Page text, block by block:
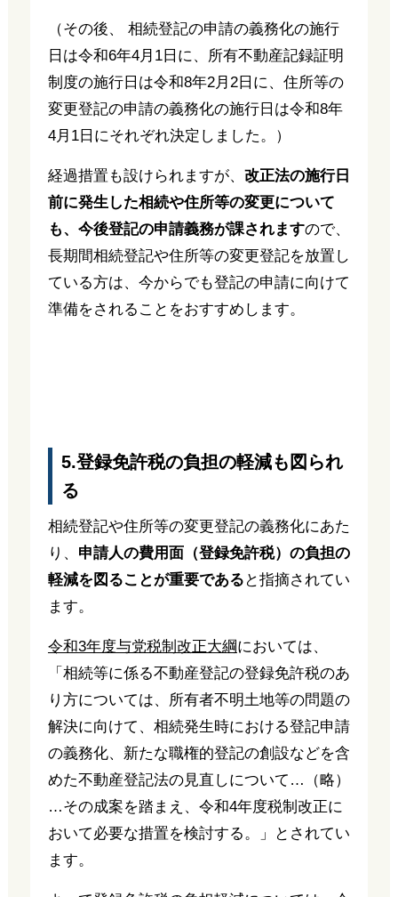
（その後、 相続登記の申請の義務化の施行
日は令和6年4月1日に、所有不動産記録証明
制度の施行日は令和8年2月2日に、住所等の
変更登記の申請の義務化の施行日は令和8年
4月1日にそれぞれ決定しました。）
経過措置も設けられますが、 改正法の施行日
前に発生した相続や住所等の変更について
も、今後登記の申請義務が課されますので、
長期間相続登記や住所等の変更登記を放置し
ている方は、今からでも登記の申請に向けて
準備をされることをおすすめします。
5.登録免許税の負担の軽減も図られ
る
相続登記や住所等の変更登記の義務化にあた
り、 申請人の費用面（登録免許税）の負担の
軽減を図ることが重要である と指摘されてい
ます。
令和3年度与党税制改正大綱においては、
「相続等に係る不動産登記の登録免許税のあ
り方については、所有者不明土地等の問題の
解決に向けて、相続発生時における登記申請
の義務化、新たな職権的登記の創設などを含
めた不動産登記法の見直しについて…（略）
…その成案を踏まえ、令和4年度税制改正に
おいて必要な措置を検討する。」とされてい
ます。